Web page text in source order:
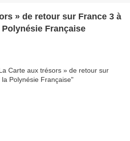
» de retour sur France 3 à
Française